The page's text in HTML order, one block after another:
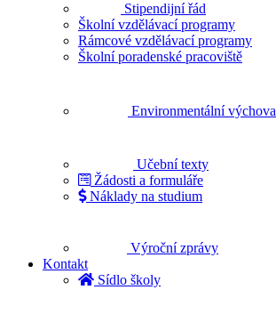
Stipendijní řád
Školní vzdělávací programy
Rámcové vzdělávací programy
Školní poradenské pracoviště
Environmentální výchova
Učební texty
Žádosti a formuláře
Náklady na studium
Výroční zprávy
Kontakt
Sídlo školy